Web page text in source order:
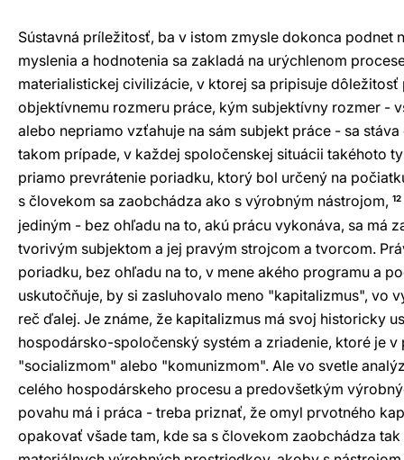
Sústavná príležitosť, ba v istom zmysle dokonca podnet
myslenia a hodnotenia sa zakladá na urýchlenom
materialistickej civilizácie, v ktorej sa pripisuje
objektívnemu rozmeru práce, kým subjektívny rozmer -
alebo nepriamo vzťahuje na sám subjekt práce - sa
takom prípade, v každej spoločenskej situácii takéhoto
priamo prevrátenie poriadku, ktorý bol určený na
s človekom sa zaobchádza ako s výrobným nástrojom, 12
jediným - bez ohľadu na to, akú prácu vykonáva, sa má
tvorivým subjektom a jej pravým strojcom a tvorcom.
poriadku, bez ohľadu na to, v mene akého programu a
uskutočňuje, by si zasluhovalo meno "kapitalizmus", vo
reč ďalej. Je známe, že kapitalizmus má svoj historicky
hospodársko-spoločenský systém a zriadenie, ktoré je v
"socializmom" alebo "komunizmom". Ale vo svetle
celého hospodárskeho procesu a predovšetkým
povahu má i práca - treba priznať, že omyl prvotného
opakovať všade tam, kde sa s človekom zaobchádza